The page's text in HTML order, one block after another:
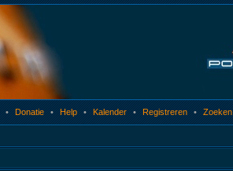
• Donatie • Help • Kalender • Registreren • Zoeken